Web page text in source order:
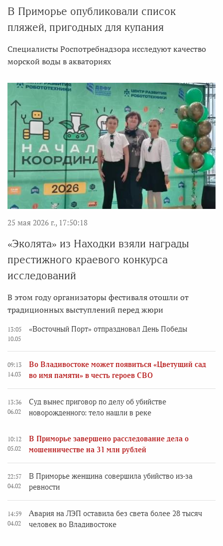
В Приморье опубликовали список
пляжей, пригодных для купания
Специалисты Роспотребнадзора исследуют качество
морской воды в акваториях
25 мая 2026 г., 17:50:18
«Эколята» из Находки взяли награды
престижного краевого конкурса
исследований
В этом году организаторы фестиваля отошли от
традиционных выступлений перед жюри
13:05
10.05
«Восточный Порт» отпраздновал День Победы
09:13
14.03
Во Владивостоке может появиться «Цветущий сад
во имя памяти» в честь героев СВО
13:36
06.02
Суд вынес приговор по делу об убийстве
новорожденного: тело нашли в реке
10:12
05.02
В Приморье завершено расследование дела о
мошенничестве на 31 млн рублей
22:57
04.02
В Приморье женщина совершила убийство из-за
ревности
14:59
04.02
Авария на ЛЭП оставила без света более 28 тысяч
человек во Владивостоке